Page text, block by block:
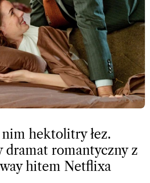
nim hektolitry łez.
dramat romantyczny z
hitem Netflixa